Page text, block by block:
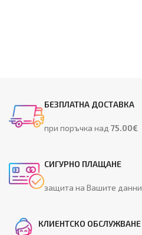
БЕЗПЛАТНА ДОСТАВКА
при поръчка над75.00€
СИГУРНО ПЛАЩАНЕ
защита на Вашите данни
КЛИЕНТСКО ОБСЛУЖВАНЕ